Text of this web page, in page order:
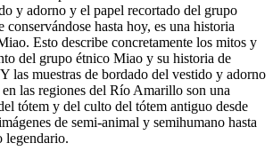
y adorno y el papel recortado del grupo
hasta hoy, es una historia
Esto describe concretamente los mitos y
del grupo étnico Miao y su historia de
las muestras de bordado del vestido y adorno
las regiones del Río Amarillo son una
tótem y del culto del tótem antiguo desde
de semi-animal y semihumano hasta
legendario.